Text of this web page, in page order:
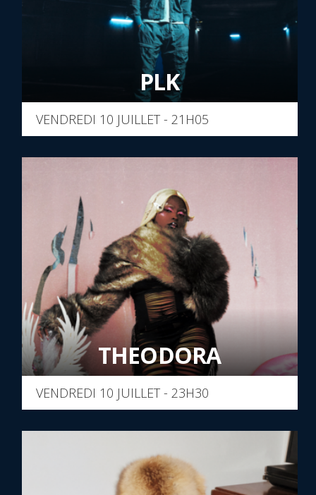
PLK
VENDREDI 10 JUILLET - 21H05
THEODORA
VENDREDI 10 JUILLET - 23H30